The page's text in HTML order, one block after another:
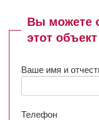
Вы можете
этот
Ваше имя и
Телефон